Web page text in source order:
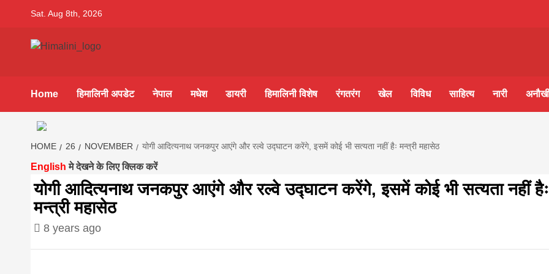
Sat. Aug 8th, 2026
Himalini.com-
hindi magazine
||madhesh
khabar:Himalini
first hindi
Home
हिमालिनी अपडेट नेपाल मधेश डायरी हिमालिनी विशेष रंगतरंग खेल विविध साहित्य नारी
HOME 26 NOVEMBER योगी आदित्यनाथ जनकपुर आएंगे और रल्वे उद्घाटन करेंगे, इसमें कोई भी सत्यता नहीं हैः मन्त्री महासेठ
English मे देखने के लिए क्लिक करें
योगी आदित्यनाथ जनकपुर आएंगे और रल्वे उद्घाटन करेंगे, इसमें कोई भी सत्यता नहीं हैः
मन्त्री महासेठ
8 years ago
आज का पंचांग: आज दिनांक 8 अगस्त 2026 शनिवार शुभसंवत्